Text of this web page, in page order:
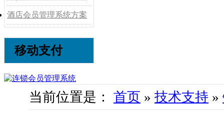
酒店会员管理系统方案
移动支付
当前位置是： 首页 » 技术支持 »